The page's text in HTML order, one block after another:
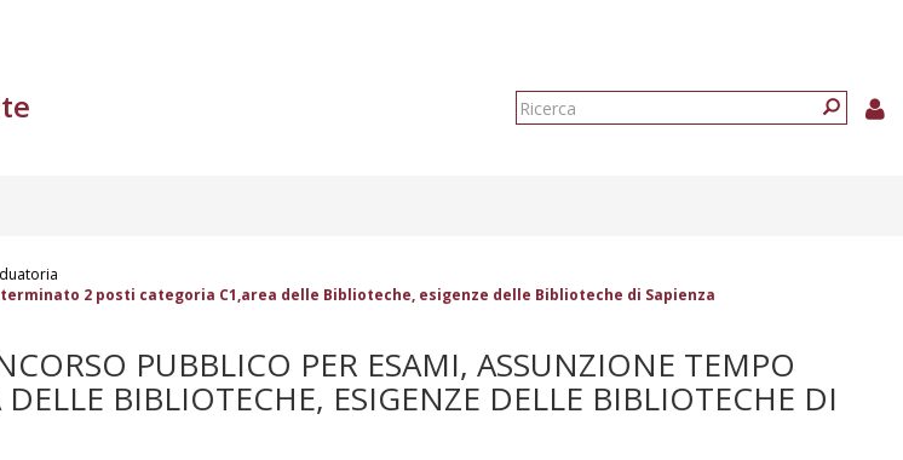
Form
2 posti categoria C1,area delle Biblioteche, esigenze delle Biblioteche di Sapienza
PUBBLICO PER ESAMI, ASSUNZIONE TEMPO
BIBLIOTECHE, ESIGENZE DELLE BIBLIOTECHE DI